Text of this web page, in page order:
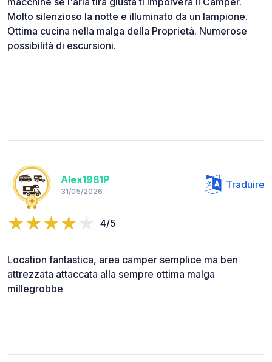
Molto silenzioso la notte e illuminato da un lampione.
Ottima cucina nella malga della Proprietà. Numerose
possibilità di escursioni.
Alex1981P
31/05/2026
Traduire
4/5
Location fantastica, area camper semplice ma ben
attrezzata attaccata alla sempre ottima malga
millegrobbe